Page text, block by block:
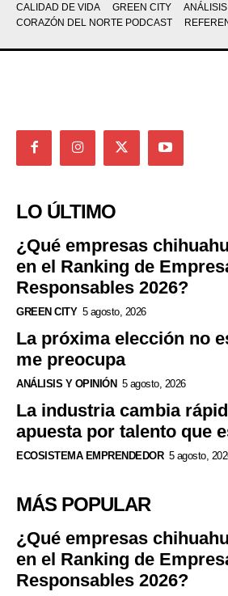
CALIDAD DE VIDA
GREEN CITY
CORAZÓN DEL NORTE PODCAST
LO ÚLTIMO
¿Qué empresas
en el Ranking de
Responsables 2026?
GREEN CITY 5 agosto, 2026
La próxima elección no
me preocupa
ANÁLISIS Y OPINIÓN 5 agosto, 2026
La industria cambia
apuesta por talento que
ECOSISTEMA EMPRENDEDOR 5 agosto,
MÁS POPULAR
¿Qué empresas
en el Ranking de
Responsables 2026?